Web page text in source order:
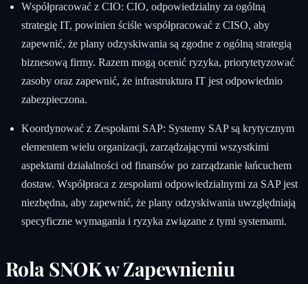
Współpracować z CIO: CIO, odpowiedzialny za ogólną
strategię IT, powinien ściśle współpracować z CISO, aby
zapewnić, że plany odzyskiwania są zgodne z ogólną strategią
biznesową firmy. Razem mogą ocenić ryzyka, priorytetyzować
zasoby oraz zapewnić, że infrastruktura IT jest odpowiednio
zabezpieczona.
Koordynować z Zespołami SAP: Systemy SAP są krytycznym
elementem wielu organizacji, zarządzającymi wszystkimi
aspektami działalności od finansów po zarządzanie łańcuchem
dostaw. Współpraca z zespołami odpowiedzialnymi za SAP jest
niezbędna, aby zapewnić, że plany odzyskiwania uwzględniają
specyficzne wymagania i ryzyka związane z tymi systemami.
Rola SNOK w Zapewnieniu